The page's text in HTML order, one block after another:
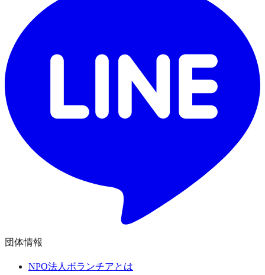
団体情報
NPO法人ボランチアとは